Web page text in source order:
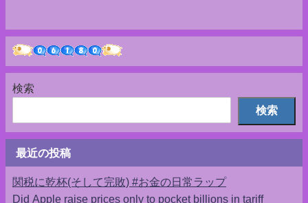
検索
検索
最近の投稿
関税に乾杯(そして完敗) #お金の日常ラップ
Did Apple raise prices only to pocket billions in tariff